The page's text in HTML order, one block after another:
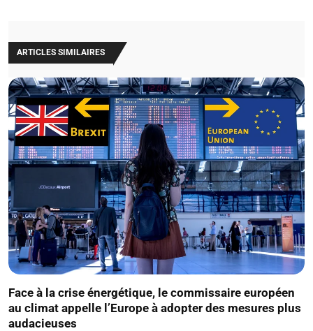
ARTICLES SIMILAIRES
Face à la crise énergétique, le commissaire européen
au climat appelle l’Europe à adopter des mesures plus
audacieuses